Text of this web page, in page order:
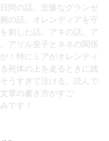
間の話。悲惨なグランゼ
の話。オレンディアを守
刺した話。アキの話。ア
アリル皇子とネネの関係
！特にミアがオレンディ
死体の上を走るときに踏
うすぎて泣ける。読んで
章の書き方がすご
です！